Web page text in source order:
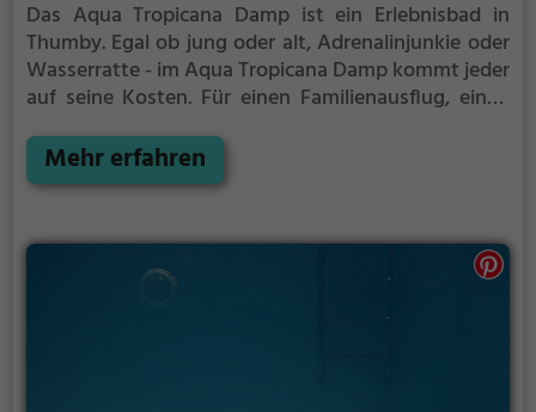
Das Aqua Tropicana Damp ist ein Erlebnisbad in
Thumby. Egal ob jung oder alt, Adrenalinjunkie oder
Wasserratte - im Aqua Tropicana Damp kommt jeder
auf seine Kosten. Für einen Familienausflug, einen
Aqua Tropicana Damp genau die richtige Adresse.
Mehr erfahren